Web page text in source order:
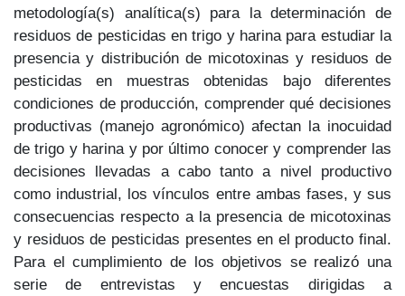
metodología(s) analítica(s) para la determinación de
residuos de pesticidas en trigo y harina para estudiar la
presencia y distribución de micotoxinas y residuos de
pesticidas en muestras obtenidas bajo diferentes
condiciones de producción, comprender qué decisiones
productivas (manejo agronómico) afectan la inocuidad
de trigo y harina y por último conocer y comprender las
decisiones llevadas a cabo tanto a nivel productivo
como industrial, los vínculos entre ambas fases, y sus
consecuencias respecto a la presencia de micotoxinas
y residuos de pesticidas presentes en el producto final.
Para el cumplimiento de los objetivos se realizó una
serie de entrevistas y encuestas dirigidas a